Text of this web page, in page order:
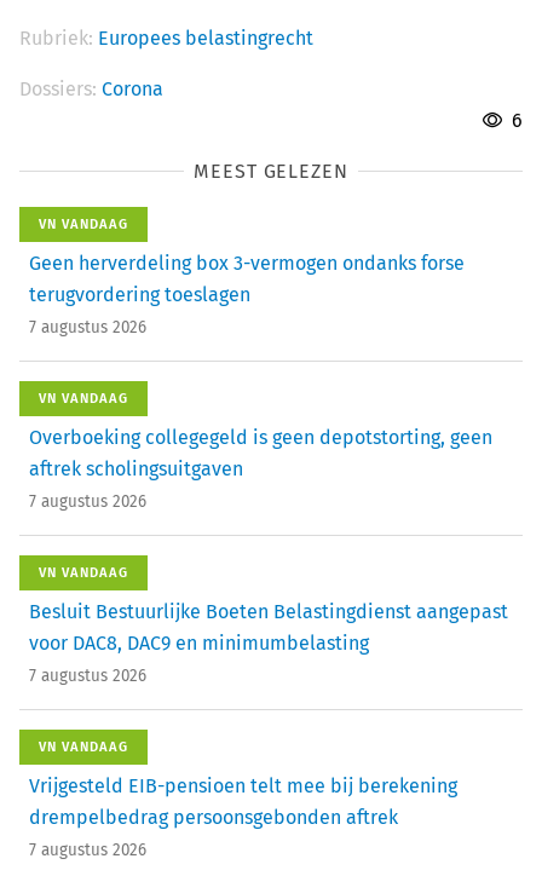
Rubriek: Europees belastingrecht
Dossiers: Corona
6
MEEST GELEZEN
VN VANDAAG
Geen herverdeling box 3-vermogen ondanks forse
terugvordering toeslagen
7 augustus 2026
VN VANDAAG
Overboeking collegegeld is geen depotstorting, geen
aftrek scholingsuitgaven
7 augustus 2026
VN VANDAAG
Besluit Bestuurlijke Boeten Belastingdienst aangepast
voor DAC8, DAC9 en minimumbelasting
7 augustus 2026
VN VANDAAG
Vrijgesteld EIB-pensioen telt mee bij berekening
drempelbedrag persoonsgebonden aftrek
7 augustus 2026